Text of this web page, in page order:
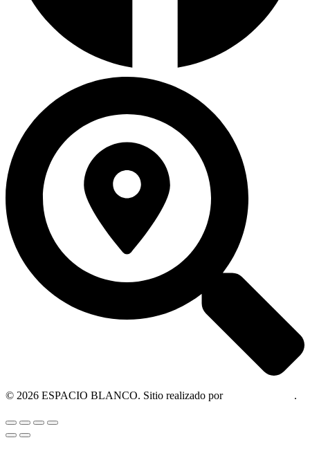
© 2026 ESPACIO BLANCO. Sitio realizado por .